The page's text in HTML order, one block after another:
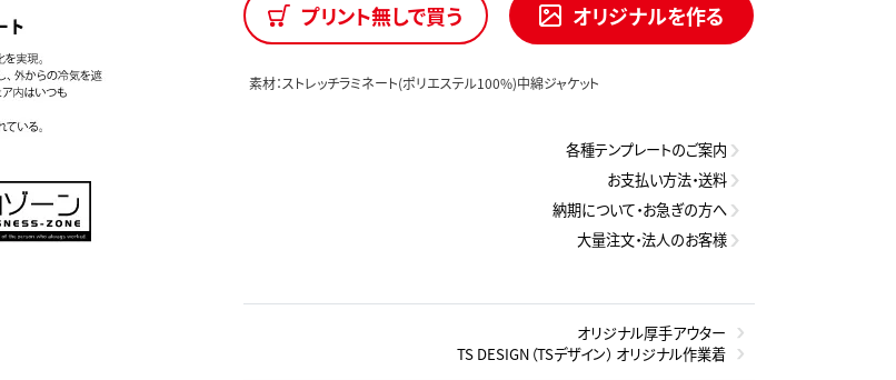
プリント無しで買う オリジナルを作る
素材：ストレッチラミネート(ポリエステル100%)中綿ジャケット
各種テンプレートのご案内
お支払い方法・送料
納期について・お急ぎの方へ
大量注文・法人のお客様
オリジナル厚手アウター
TS DESIGN（TSデザイン） オリジナル作業着